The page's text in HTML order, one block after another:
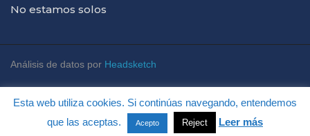
No estamos solos
Análisis de datos por Headsketch
Esta web utiliza cookies. Si continúas navegando, entendemos
que las aceptas.
Acepto Reject Leer más